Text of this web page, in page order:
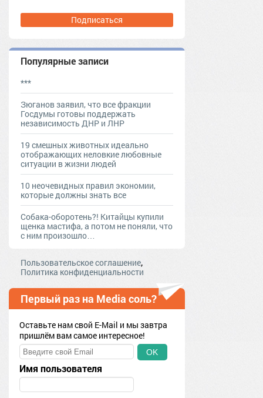
Ирина Лаврентьева
Московская обл. [807356]
федеральная служба государственной регистрации, кадастра и
Подписаться
Популярные записи
***
Зюганов заявил, что все фракции
Госдумы готовы поддержать
независимость ДНР и ЛНР
19 смешных животных идеально
отображающих неловкие любовные
ситуации в жизни людей
10 неочевидных правил экономии,
которые должны знать все
Собака-оборотень?! Китайцы купили
щенка мастифа, а потом не поняли, что
с ним произошло…
Пользовательское соглашение,
Политика конфиденциальности
Первый раз на Media соль?
Оставьте нам свой E-Mail и мы завтра
пришлём вам самое интересное!
OK
Имя пользователя